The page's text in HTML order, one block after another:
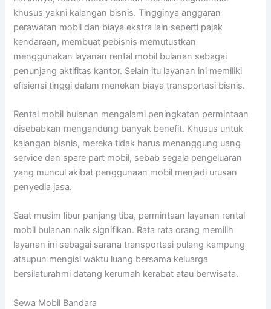
khusus yakni kalangan bisnis. Tingginya anggaran
perawatan mobil dan biaya ekstra lain seperti pajak
kendaraan, membuat pebisnis memutustkan
menggunakan layanan rental mobil bulanan sebagai
penunjang aktifitas kantor. Selain itu layanan ini memiliki
efisiensi tinggi dalam menekan biaya transportasi bisnis.
Rental mobil bulanan mengalami peningkatan permintaan
disebabkan mengandung banyak benefit. Khusus untuk
kalangan bisnis, mereka tidak harus menanggung uang
service dan spare part mobil, sebab segala pengeluaran
yang muncul akibat penggunaan mobil menjadi urusan
penyedia jasa.
Saat musim libur panjang tiba, permintaan layanan rental
mobil bulanan naik signifikan. Rata rata orang memilih
layanan ini sebagai sarana transportasi pulang kampung
ataupun mengisi waktu luang bersama keluarga
bersilaturahmi datang kerumah kerabat atau berwisata.
Sewa Mobil Bandara